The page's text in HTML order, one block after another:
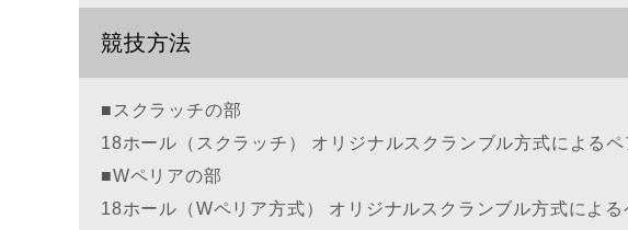
競技方法
■スクラッチの部
18ホール（スクラッチ） オリジナルスクランブル方式によるペ
■Wペリアの部
18ホール（Wペリア方式） オリジナルスクランブル方式による